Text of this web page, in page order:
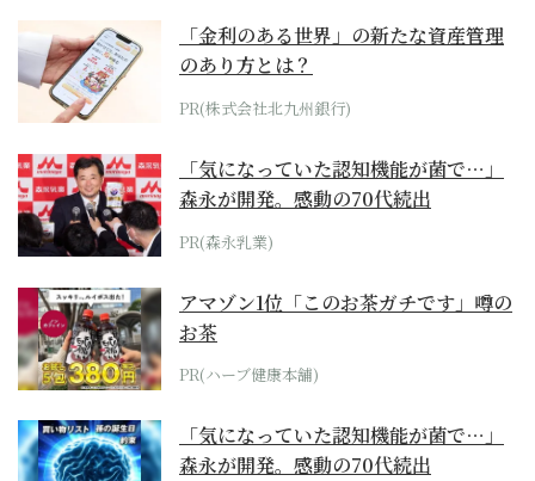
「金利のある世界」の新たな資産管理
のあり方とは？
PR(株式会社北九州銀行)
「気になっていた認知機能が菌で…」
森永が開発。感動の70代続出
PR(森永乳業)
アマゾン1位「このお茶ガチです」噂の
お茶
PR(ハーブ健康本舗)
「気になっていた認知機能が菌で…」
森永が開発。感動の70代続出